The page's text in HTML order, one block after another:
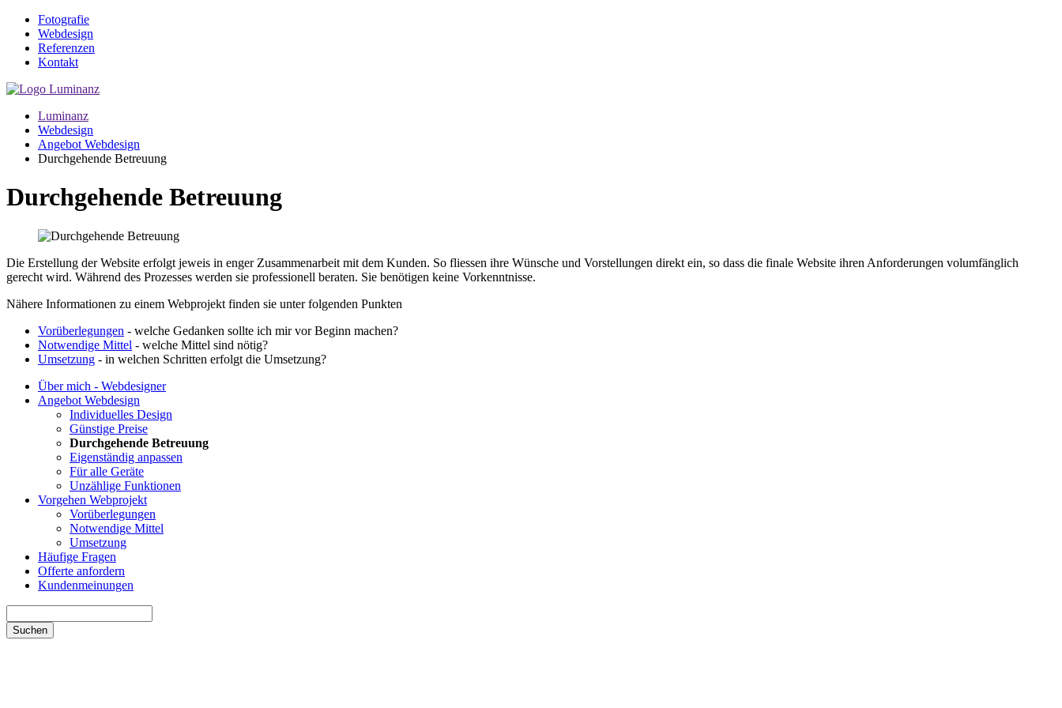
Fotografie
Webdesign
Referenzen
Kontakt
Luminanz
Webdesign
Angebot Webdesign
Durchgehende Betreuung
Durchgehende Betreuung
Die Erstellung der Website erfolgt jeweis in enger Zusammenarbeit mit dem Kunden. So fliessen ihre Wünsche und Vorstellungen direkt ein, so dass die finale Website ihren Anforderungen volumfänglich
gerecht wird. Während des Prozesses werden sie professionell beraten. Sie benötigen keine Vorkenntnisse.
Nähere Informationen zu einem Webprojekt finden sie unter folgenden Punkten
Vorüberlegungen - welche Gedanken sollte ich mir vor Beginn machen?
Notwendige Mittel - welche Mittel sind nötig?
Umsetzung - in welchen Schritten erfolgt die Umsetzung?
Über mich - Webdesigner
Angebot Webdesign
Individuelles Design
Günstige Preise
Durchgehende Betreuung
Eigenständig anpassen
Für alle Geräte
Unzählige Funktionen
Vorgehen Webprojekt
Vorüberlegungen
Notwendige Mittel
Umsetzung
Häufige Fragen
Offerte anfordern
Kundenmeinungen
Suchen